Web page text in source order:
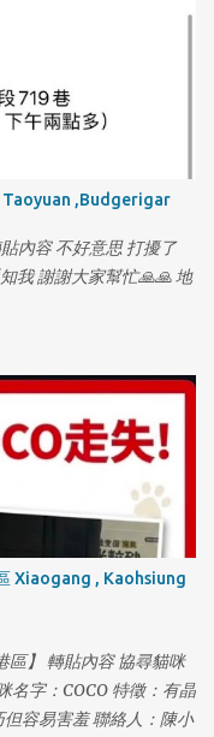
光眼） 連絡電話：0970
Taoyuan ,Budgerigar
內容 不好意思 打擾了
我 謝謝大家幫忙🙏🙏 地
Xiaogang , Kaohsiung
區】 轉貼內容 協尋貓咪
名字：COCO 特徵：有晶
容易害羞 聯絡人：陳小